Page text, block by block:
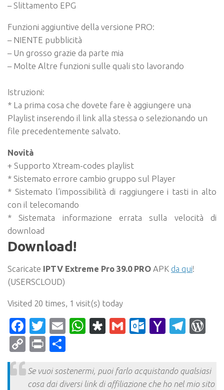
– Slittamento EPG
Funzioni aggiuntive della versione PRO:
– NIENTE pubblicità
– Un grosso grazie da parte mia
– Molte Altre funzioni sulle quali sto lavorando
Istruzioni:
* La prima cosa che dovete fare è aggiungere una
Playlist inserendo il link alla stessa o selezionando un
file precedentemente salvato.
Novità
+ Supporto Xtream-codes playlist
* Sistemato errore cambio gruppo sul Player
* Sistemato l’impossibilità di raggiungere i tasti in alto
con il telecomando
* Sistemata informazione errata sulla velocità di
download
Download!
Scaricate IPTV Extreme Pro 39.0 PRO APK da qui!
(USERSCLOUD)
Visited 20 times, 1 visit(s) today
Facebook
Twitter
EmailWhatsApp
Diaspora
Gmail Yahoo
CopyPrint
Se vuoi sostenermi, puoi farlo acquistando qualsiasi
cosa dai diversi link di affiliazione che ho nel mio sito